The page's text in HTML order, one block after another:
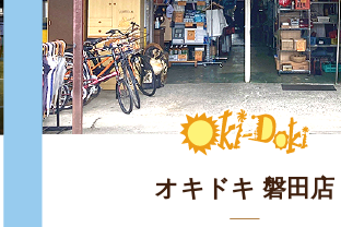
オキドキ 磐田店